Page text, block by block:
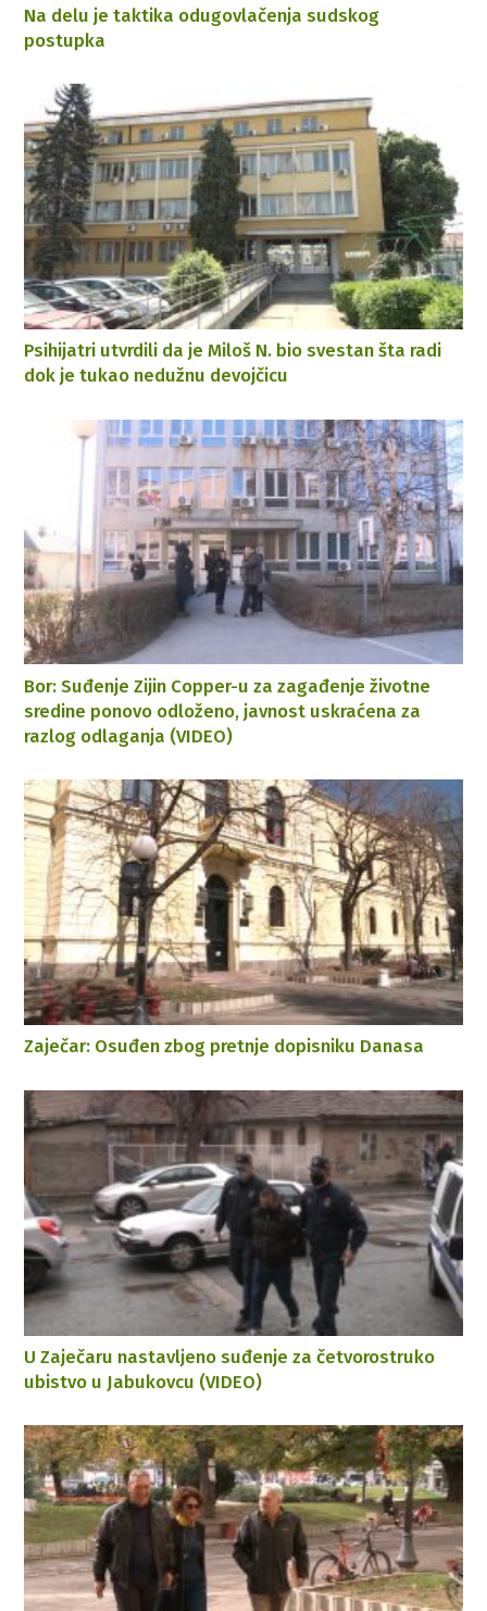
Na delu je taktika odugovlačenja sudskog
postupka
Psihijatri utvrdili da je Miloš N. bio svestan šta radi
dok je tukao nedužnu devojčicu
Bor: Suđenje Zijin Copper-u za zagađenje životne
sredine ponovo odloženo, javnost uskraćena za
razlog odlaganja (VIDEO)
Zaječar: Osuđen zbog pretnje dopisniku Danasa
U Zaječaru nastavljeno suđenje za četvorostruko
ubistvo u Jabukovcu (VIDEO)